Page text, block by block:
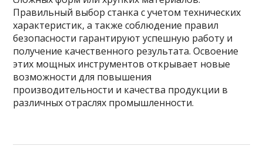
Правильный выбор станка с учетом технических
характеристик, а также соблюдение правил
безопасности гарантируют успешную работу и
получение качественного результата. Освоение
этих мощных инструментов открывает новые
возможности для повышения
производительности и качества продукции в
различных отраслях промышленности.